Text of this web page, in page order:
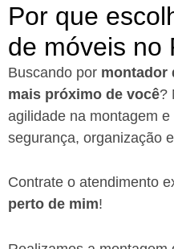
Por que
de móveis no
Buscando por montador
mais próximo de você?
agilidade na montagem
segurança, organização
Contrate o atendimento
perto de mim!